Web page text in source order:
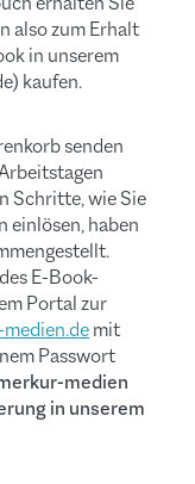
also zum Erhalt
in unserem
kaufen.
senden
Schritte, wie Sie
einlösen, haben
E-Book-
Portal zur
mit
Passwort
medien
in unserem